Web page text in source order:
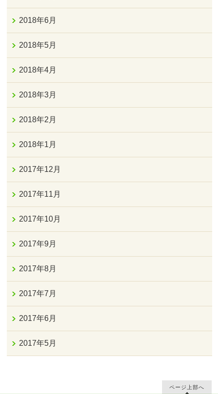
2018年6月
2018年5月
2018年4月
2018年3月
2018年2月
2018年1月
2017年12月
2017年11月
2017年10月
2017年9月
2017年8月
2017年7月
2017年6月
2017年5月
ページ上部へ